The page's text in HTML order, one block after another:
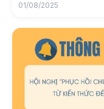
01/08/2025